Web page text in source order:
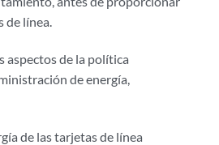
de línea.
aspectos de la política
de energía,
de las tarjetas de línea